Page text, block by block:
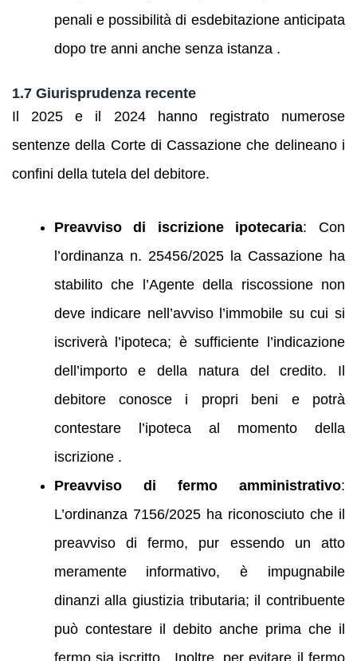
penali e possibilità di esdebitazione anticipata
dopo tre anni anche senza istanza .
1.7 Giurisprudenza recente
Il 2025 e il 2024 hanno registrato numerose
sentenze della Corte di Cassazione che delineano i
confini della tutela del debitore.
Preavviso di iscrizione ipotecaria: Con
l’ordinanza n. 25456/2025 la Cassazione ha
stabilito che l’Agente della riscossione non
deve indicare nell’avviso l’immobile su cui si
iscriverà l’ipoteca; è sufficiente l’indicazione
dell’importo e della natura del credito. Il
debitore conosce i propri beni e potrà
contestare l’ipoteca al momento della
iscrizione .
Preavviso di fermo amministrativo:
L’ordinanza 7156/2025 ha riconosciuto che il
preavviso di fermo, pur essendo un atto
meramente informativo, è impugnabile
dinanzi alla giustizia tributaria; il contribuente
può contestare il debito anche prima che il
fermo sia iscritto . Inoltre, per evitare il fermo